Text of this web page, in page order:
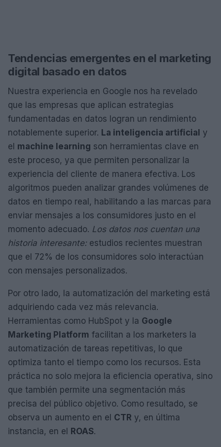
Tendencias emergentes en el marketing
digital basado en datos
Nuestra experiencia en Google nos ha revelado
que las empresas que aplican estrategias
fundamentadas en datos logran un rendimiento
notablemente superior. La inteligencia artificial y
el machine learning son herramientas clave en
este proceso, ya que permiten personalizar la
experiencia del cliente de manera efectiva. Los
algoritmos pueden analizar grandes volúmenes de
datos en tiempo real, habilitando a las marcas para
enviar mensajes a los consumidores justo en el
momento adecuado. Los datos nos cuentan una
historia interesante: estudios recientes muestran
que el 72% de los consumidores solo interactúan
con mensajes personalizados.
Por otro lado, la automatización del marketing está
adquiriendo cada vez más relevancia.
Herramientas como HubSpot y la Google
Marketing Platform facilitan a los marketers la
automatización de tareas repetitivas, lo que
optimiza tanto el tiempo como los recursos. Esta
práctica no solo mejora la eficiencia operativa, sino
que también permite una segmentación más
precisa del público objetivo. Como resultado, se
observa un aumento en el CTR y, en última
instancia, en el ROAS.